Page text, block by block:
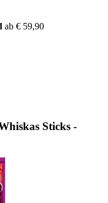
ab € 59,90
Sticks -